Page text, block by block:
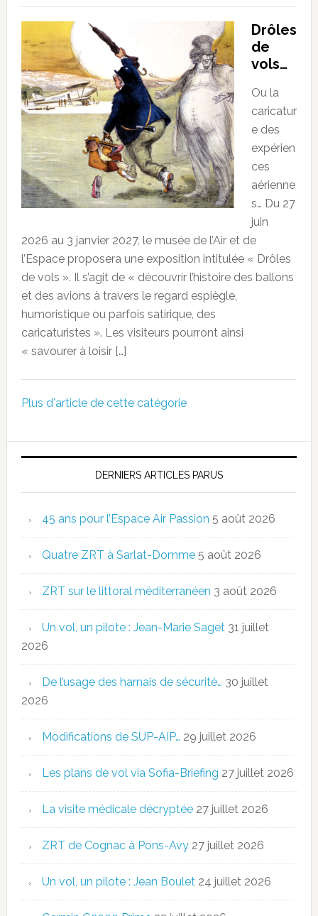
Drôles
de
vols…
Ou la
caricatur
e des
expérien
ces
aérienne
s… Du 27
juin
2026 au 3 janvier 2027, le musée de l’Air et de
l’Espace proposera une exposition intitulée « Drôles
de vols ». Il s’agit de « découvrir l’histoire des ballons
et des avions à travers le regard espiègle,
humoristique ou parfois satirique, des
caricaturistes ». Les visiteurs pourront ainsi
« savourer à loisir […]
Plus d'article de cette catégorie
DERNIERS ARTICLES PARUS
45 ans pour l’Espace Air Passion 5 août 2026
Quatre ZRT à Sarlat-Domme 5 août 2026
ZRT sur le littoral méditerranéen 3 août 2026
Un vol, un pilote : Jean-Marie Saget 31 juillet
2026
De l’usage des harnais de sécurité… 30 juillet
2026
Modifications de SUP-AIP… 29 juillet 2026
Les plans de vol via Sofia-Briefing 27 juillet 2026
La visite médicale décryptée 27 juillet 2026
ZRT de Cognac à Pons-Avy 27 juillet 2026
Un vol, un pilote : Jean Boulet 24 juillet 2026